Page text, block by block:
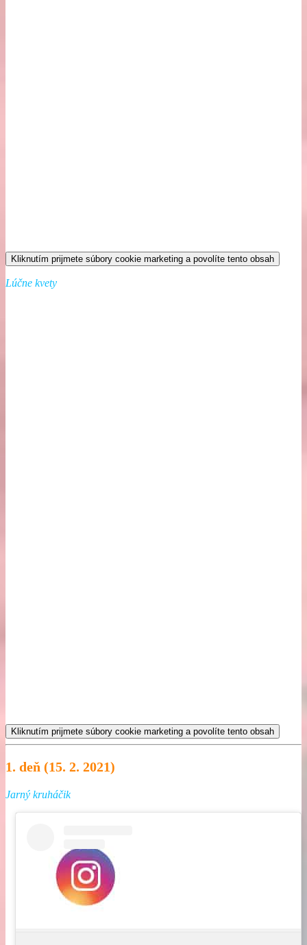
Kliknutím prijmete súbory cookie marketing a povolíte tento obsah
Lúčne kvety
Kliknutím prijmete súbory cookie marketing a povolíte tento obsah
1. deň (15. 2. 2021)
Jarný kruháčik